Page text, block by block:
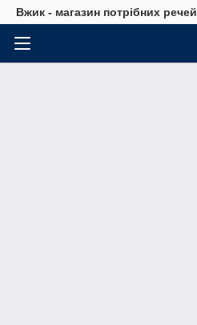
Вжик - магазин потрiбних речей